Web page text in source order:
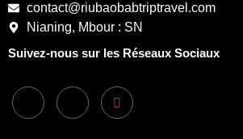
contact@riubaobabtriptravel.com
Nianing, Mbour : SN
Suivez-nous sur les Réseaux Sociaux